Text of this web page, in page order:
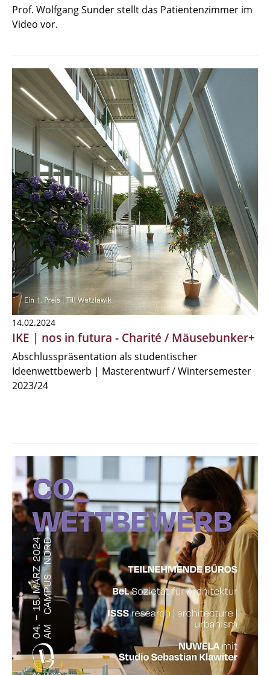
Prof. Wolfgang Sunder stellt das Patientenzimmer im
Video vor.
14.02.2024
IKE | nos in futura - Charité / Mäusebunker+
Abschlusspräsentation als studentischer
Ideenwettbewerb | Masterentwurf / Wintersemester
2023/24